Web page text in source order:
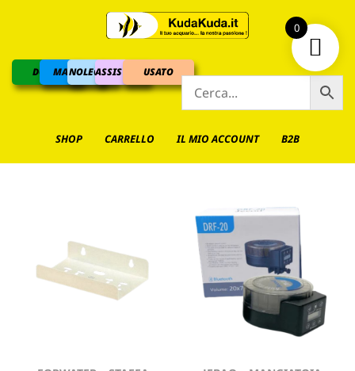
DOLCEMARINO
NOLEGGIOASSISTENZAUSATO
SHOP CARRELLO IL MIO ACCOUNT B2B
0